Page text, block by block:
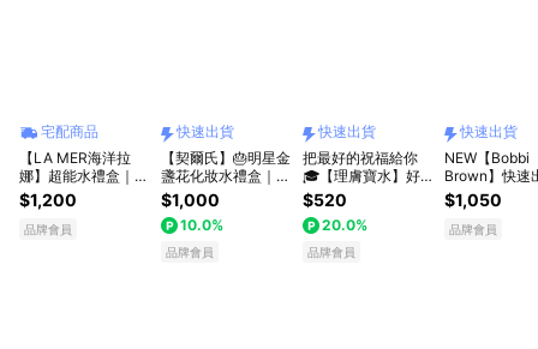
宅配商品
【LA MER海洋拉
娜】超能水禮盒｜保
濕首選｜謝謝暖心的
你
$1,200
品牌會員
快速出貨
【契爾氏】🎂明星金
盞花化妝水禮盒｜獅
子座生日快樂[快速
出貨]
$1,000
10.0%
品牌會員
快速出貨
把最好的祝福給你
🎓【理膚寶水】好
運陪伴禮｜B5+全面
修復霜 好友旅行組
(小)｜生日禮物｜感
謝禮物｜畢業禮物｜
快速出貨
$520
20.0%
品牌會員
快速出貨
NEW【Bobbi
Brown】快速
💝 完美的乳霜
完美的你！｜
超完美乳霜 #
$1,050
品牌會員